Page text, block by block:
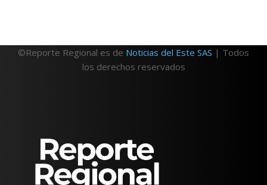
©Reporte Regional es de Noticias del Este SAS | Todos
los derechos reservados